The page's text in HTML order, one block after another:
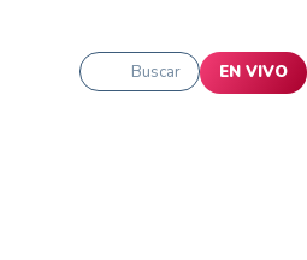
Buscar EN VIVO